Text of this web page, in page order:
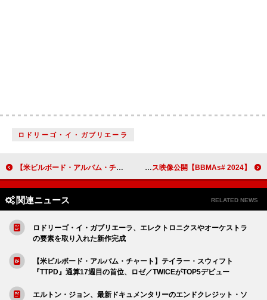
ロドリーゴ・イ・ガブリエーラ
【米ビルボード・アルバム・チャート】テイラー・スウィフト『TTPD』通算17週目の首位、ロゼ／TWICEがTOP5デビュー 【2024 #BBMAs】SEVENTEEN／Stray Kids／タイラなど、全パフォーマンス映像公開
関連ニュース RELATED NEWS
ロドリーゴ・イ・ガブリエーラ、エレクトロニクスやオーケストラ
の要素を取り入れた新作完成
【米ビルボード・アルバム・チャート】テイラー・スウィフト
『TTPD』通算17週目の首位、ロゼ／TWICEがTOP5デビュー
エルトン・ジョン、最新ドキュメンタリーのエンドクレジット・ソ